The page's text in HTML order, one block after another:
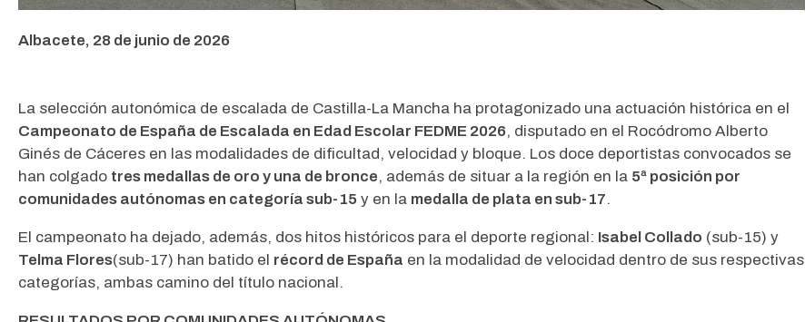
Albacete, 28 de junio de 2026
La selección autonómica de escalada de Castilla-La Mancha ha protagonizado una actuación histórica en el
Campeonato de España de Escalada en Edad Escolar FEDME 2026, disputado en el Rocódromo Alberto
Ginés de Cáceres en las modalidades de dificultad, velocidad y bloque. Los doce deportistas convocados se
han colgado tres medallas de oro y una de bronce, además de situar a la región en la 5ª posición por
comunidades autónomas en categoría sub-15 y en la medalla de plata en sub-17.
El campeonato ha dejado, además, dos hitos históricos para el deporte regional: Isabel Collado (sub-15) y
Telma Flores(sub-17) han batido el récord de España en la modalidad de velocidad dentro de sus respectivas
categorías, ambas camino del título nacional.